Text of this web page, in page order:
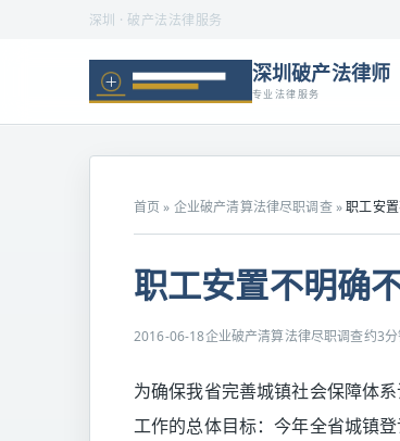
深圳 · 破产法法律服务
深圳破产法律师
专业法律服务
首页 » 企业破产清算法律尽职调查»职工安
职工安置不明确
2016-06-18企业破产清算法律尽职调查约3
为确保我省完善城镇社会保障体
工作的总体目标：今年全省城镇